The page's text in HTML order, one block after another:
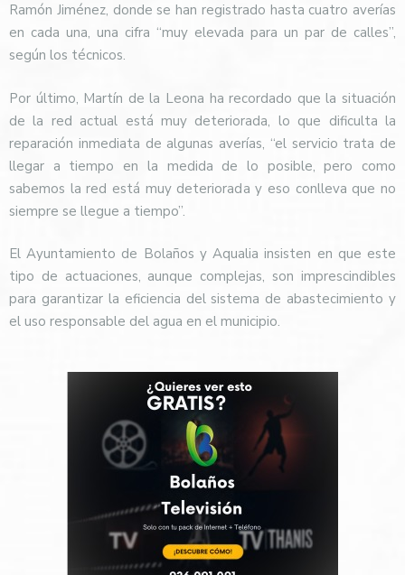
Ramón Jiménez, donde se han registrado hasta cuatro averías
en cada una, una cifra “muy elevada para un par de calles”,
según los técnicos.
Por último, Martín de la Leona ha recordado que la situación
de la red actual está muy deteriorada, lo que dificulta la
reparación inmediata de algunas averías, “el servicio trata de
llegar a tiempo en la medida de lo posible, pero como
sabemos la red está muy deteriorada y eso conlleva que no
siempre se llegue a tiempo”.
El Ayuntamiento de Bolaños y Aqualia insisten en que este
tipo de actuaciones, aunque complejas, son imprescindibles
para garantizar la eficiencia del sistema de abastecimiento y
el uso responsable del agua en el municipio.